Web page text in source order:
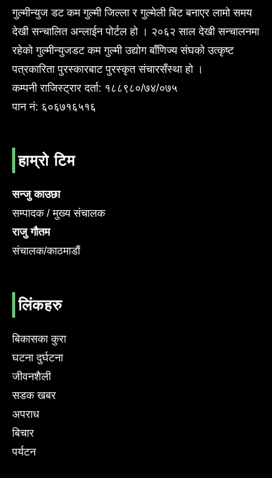
गुल्मीन्युज डट कम गुल्मी जिल्ला र गुल्मेली बिट बनाएर लामो समय
देखी सन्चालित अन्लाईन पोर्टल हो । २०६२ साल देखी सन्चालनमा
रहेको गुल्मीन्युजडट कम गुल्मी उद्योग बाँणिज्य संघको उत्कृष्ट
पत्रकारिता पुरस्कारबाट पुरस्कृत संचारसँस्था हो ।
कम्पनी राजिस्ट्रार दर्ता: १८८९८०/७४/०७५
पान नं: ६०६७१६५१६
हाम्रो टिम
सन्जु काउछा
सम्पादक / मुख्य संचालक
राजु गौतम
संचालक/काठमाडौं
लिंकहरु
बिकासका कुरा
घटना दुर्घटना
जीवनशैली
सडक खबर
अपराध
बिचार
पर्यटन